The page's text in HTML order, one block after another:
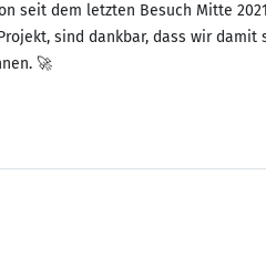
seit dem letzten Besuch Mitte
sind dankbar, dass wir
🚀